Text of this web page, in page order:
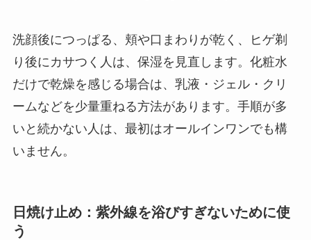
洗顔後につっぱる、頬や口まわりが乾く、ヒゲ剃
り後にカサつく人は、保湿を見直します。化粧水
だけで乾燥を感じる場合は、乳液・ジェル・クリ
ームなどを少量重ねる方法があります。手順が多
いと続かない人は、最初はオールインワンでも構
いません。
日焼け止め：紫外線を浴びすぎないために使
う